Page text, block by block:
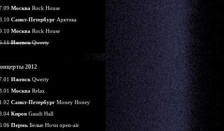
Москва Rock House
Санкт-Петербург Арктика
Москва Rock House
ИжевскQwerty
2012
Ижевск Qwerty
Москва Relax
Санкт-Петербург Money Honey
Киров Gaudi Hall
Пермь Белые Ночи open-air